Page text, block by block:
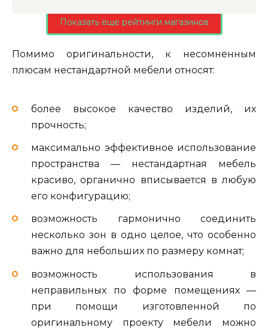
Показать еще рейтинги магазинов
Помимо оригинальности, к несомненным
плюсам нестандартной мебели относят:
более высокое качество изделий, их
прочность;
максимально эффективное использование
пространства — нестандартная мебель
красиво, органично вписывается в любую
его конфигурацию;
возможность гармонично соединить
несколько зон в одно целое, что особенно
важно для небольших по размеру комнат;
возможность использования в
неправильных по форме помещениях —
при помощи изготовленной по
оригинальному проекту мебели можно